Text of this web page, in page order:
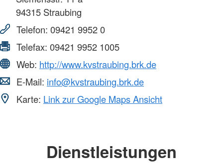
94315 Straubing
Telefon: 09421 9952 0
Telefax: 09421 9952 1005
Web: http://www.kvstraubing.brk.de
E-Mail: info@kvstraubing.brk.de
Karte: Link zur Google Maps Ansicht
Dienstleistungen